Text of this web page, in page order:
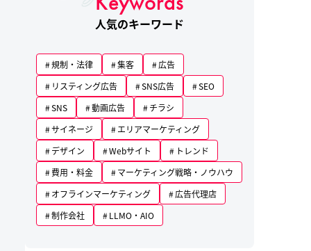
人気のキーワード
規制・法律 集客
広告
リスティング広告
SNS広告
SEO
SNS
動画広告
チラシ
サイネージ
エリアマーケティング
デザイン
Webサイト
トレンド
費用・料金
マーケティング戦略・ノウハウ
オフラインマーケティング
広告代理店
制作会社
LLMO・AIO